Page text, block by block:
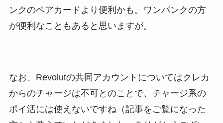
ンクのペアカードより便利かも。ワンバンクの方
が便利なこともあると思いますが。
なお、Revolutの共同アカウントについてはクレカ
からのチャージは不可とのことで、チャージ系の
ポイ活には使えないですね（記事をご覧になった